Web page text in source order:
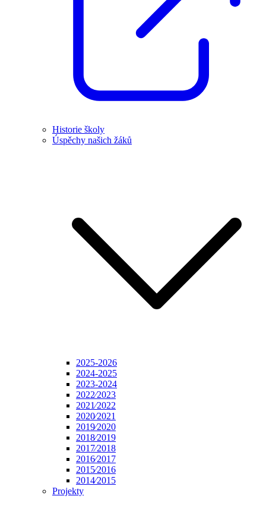
Historie školy
Úspěchy našich žáků
2025-2026
2024-2025
2023-2024
2022⁄2023
2021⁄2022
2020⁄2021
2019⁄2020
2018⁄2019
2017⁄2018
2016⁄2017
2015⁄2016
2014⁄2015
Projekty